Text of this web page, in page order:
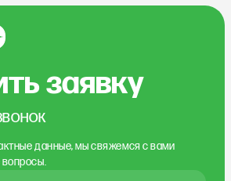
заявку
данные, мы свяжемсяс вами
вопросы.